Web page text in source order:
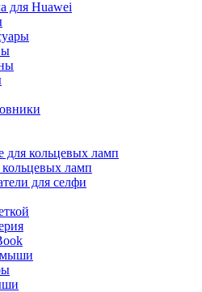
для Huawei
кольцевых ламп
ламп
для селфи
мыши